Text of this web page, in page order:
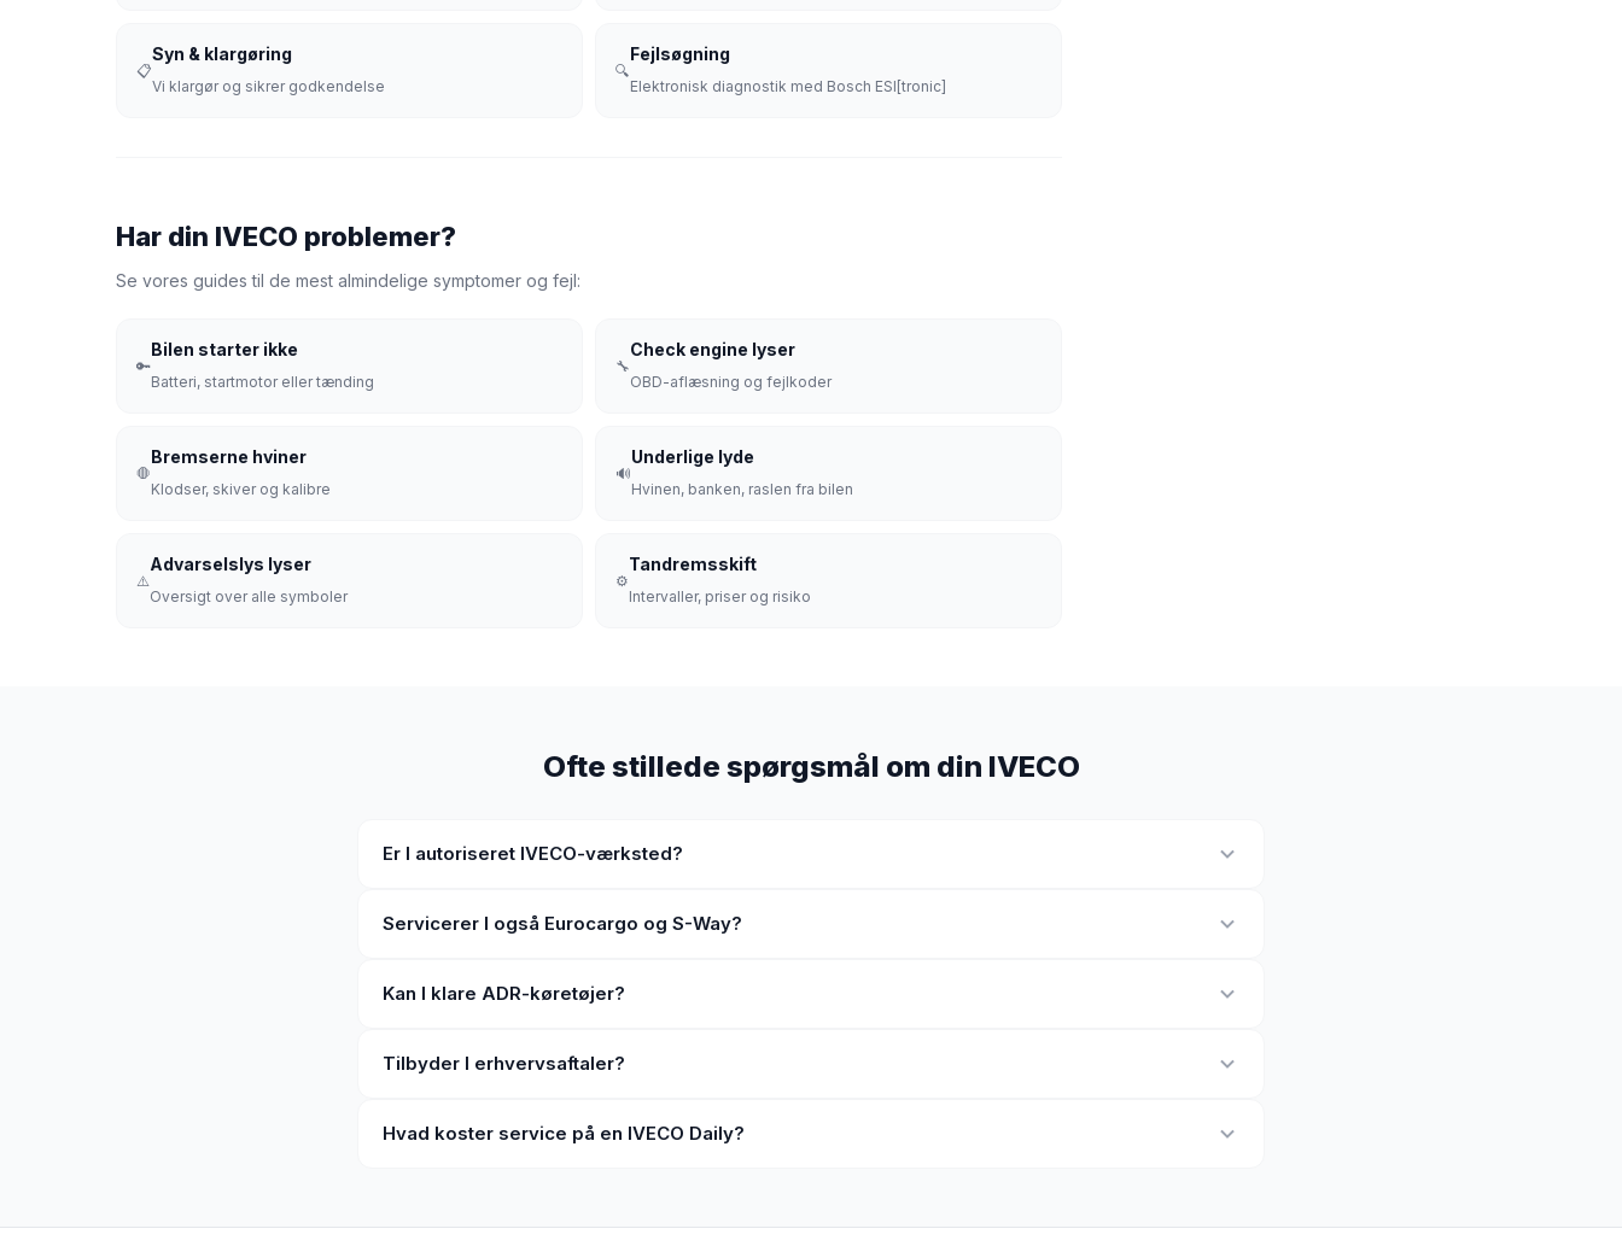
📋
Syn & klargøring
Vi klargør og sikrer godkendelse
🔍
Fejlsøgning
Elektronisk diagnostik med Bosch ESI[tronic]
Har din IVECO problemer?
Se vores guides til de mest almindelige symptomer og fejl:
🔑
Bilen starter ikke
Batteri, startmotor eller tænding
🔧
Check engine lyser
OBD-aflæsning og fejlkoder
🛑
Bremserne hviner
Klodser, skiver og kalibre
🔊
Underlige lyde
Hvinen, banken, raslen fra bilen
⚠️
Advarselslys lyser
Oversigt over alle symboler
⚙️
Tandremsskift
Intervaller, priser og risiko
Ofte stillede spørgsmål om din IVECO
Er I autoriseret IVECO-værksted?
Servicerer I også Eurocargo og S-Way?
Kan I klare ADR-køretøjer?
Tilbyder I erhvervsaftaler?
Hvad koster service på en IVECO Daily?